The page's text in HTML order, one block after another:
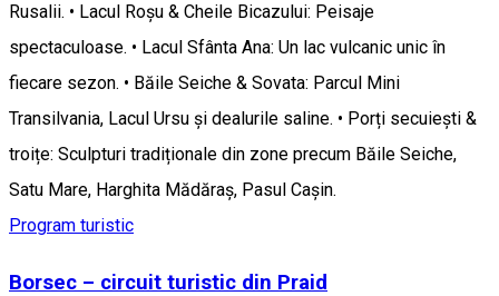
Rusalii. • Lacul Roșu & Cheile Bicazului: Peisaje
spectaculoase. • Lacul Sfânta Ana: Un lac vulcanic unic în
fiecare sezon. • Băile Seiche & Sovata: Parcul Mini
Transilvania, Lacul Ursu și dealurile saline. • Porți secuiești &
troițe: Sculpturi tradiționale din zone precum Băile Seiche,
Satu Mare, Harghita Mădăraș, Pasul Caşin.
Program turistic
Borsec – circuit turistic din Praid